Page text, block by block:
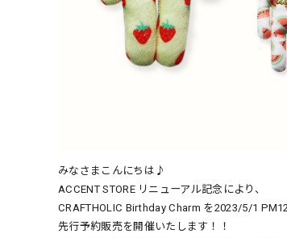
みなさまこんにちは♪
ACCENT STORE リニューアル記念により、
CRAFTHOLIC Birthday Charm を2023/5/1
先行予約販売を開催いたします！！